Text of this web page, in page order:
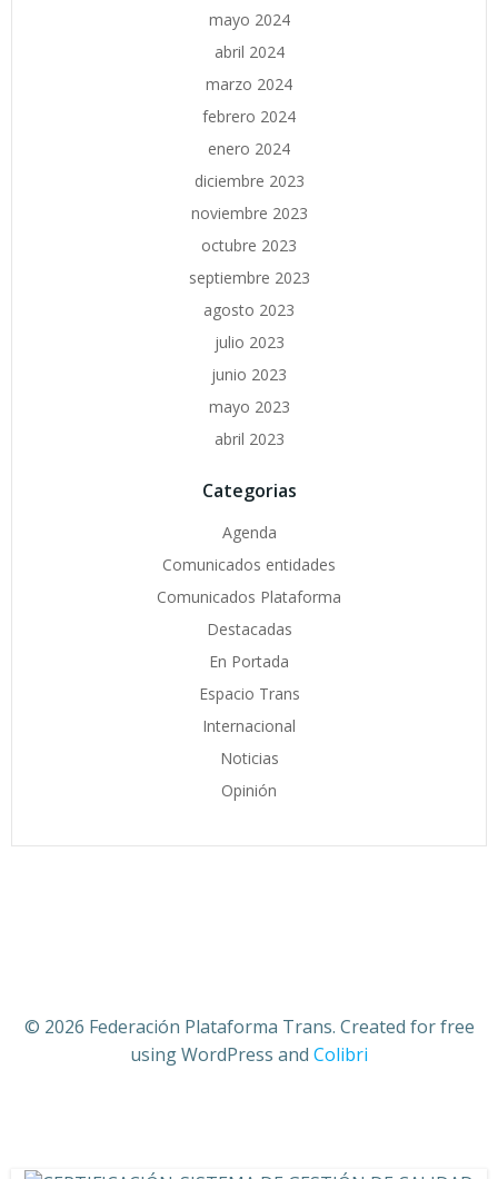
mayo 2024
abril 2024
marzo 2024
febrero 2024
enero 2024
diciembre 2023
noviembre 2023
octubre 2023
septiembre 2023
agosto 2023
julio 2023
junio 2023
mayo 2023
abril 2023
Categorias
Agenda
Comunicados entidades
Comunicados Plataforma
Destacadas
En Portada
Espacio Trans
Internacional
Noticias
Opinión
© 2026 Federación Plataforma Trans. Created for free
using WordPress and Colibri